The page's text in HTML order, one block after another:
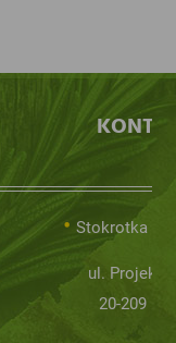
Stokrotka
ul.
20-209